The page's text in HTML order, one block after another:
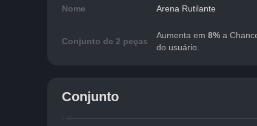
Nome Arena Rutilante
Conjunto de 2 peças
Aumenta em 8% a
do usuário.
Conjunto